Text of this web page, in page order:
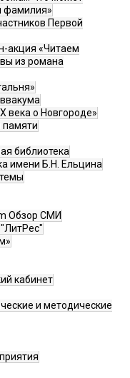
фамилия»
Первой
акция «Читаем
из романа
века о Новгороде»
памяти
библиотека
имени Б.Н. Ельцина
Обзор СМИ
кабинет
и методические